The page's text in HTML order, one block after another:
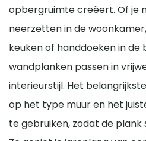
opbergruimte creëert. Of je
neerzetten in de
keuken of handdoeken in de
wandplanken passen in
interieurstijl. Het
op het type muur en het
te gebruiken, zodat de plank